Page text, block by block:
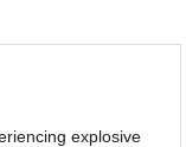
explosive